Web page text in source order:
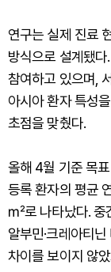
연구는 실제 진료
방식으로 설계됐
참여하고 있으며,
아시아 환자 특성
초점을 맞췄다.
올해 4월 기준 목
등록 환자의 평균
㎡로 나타났다. 중
알부민·크레아티
차이를 보이지 않